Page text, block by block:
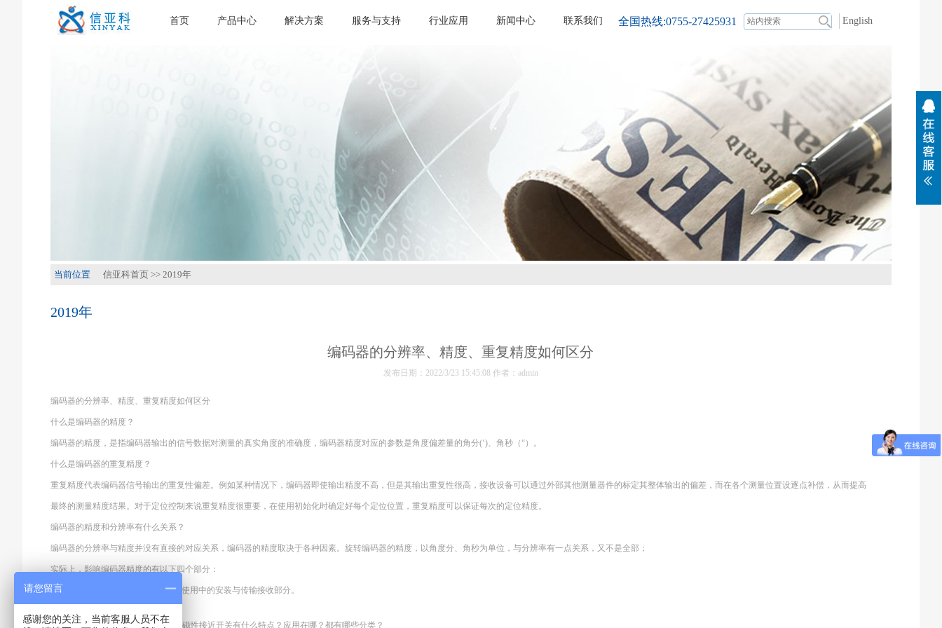
全国热线:0755-27425931 English
首页 产品中心 解决方案 服务与支持 行业应用 新闻中心 联系我们
当前位置 信亚科首页 >> 2019年
2019年
编码器的分辨率、精度、重复精度如何区分
发布日期：2022/3/23 15:45:08 作者：admin
编码器的分辨率、精度、重复精度如何区分
什么是编码器的精度？
编码器的精度，是指编码器输出的信号数据对测量的真实角度的准确度，编码器精度对应的参数是角度偏差量的角分(‘)、角秒（“）。
什么是编码器的重复精度？
重复精度代表编码器信号输出的重复性偏差。例如某种情况下，编码器即使输出精度不高，但是其输出重复性很高，接收设备可以通过外部其他测量器件的标定其整体输出的偏差，而在各个测量位置设逐点补偿，从而提高
最终的测量精度结果。对于定位控制来说重复精度很重要，在使用初始化时确定好每个定位位置，重复精度可以保证每次的定位精度。
编码器的精度和分辨率有什么关系？
编码器的分辨率与精度并没有直接的对应关系，编码器的精度取决于各种因素。旋转编码器的精度，以角度分、角秒为单位，与分辨率有一点关系，又不是全部；
实际上，影响编码器精度的有以下四个部分：
A光学部分 电气部分D 使用中的安装与传输接收部分。
上一篇：什么是磁性接近开关？磁性接近开关有什么特点？应用在哪？都有哪些分类？
请您留言
感谢您的关注，当前客服人员不在